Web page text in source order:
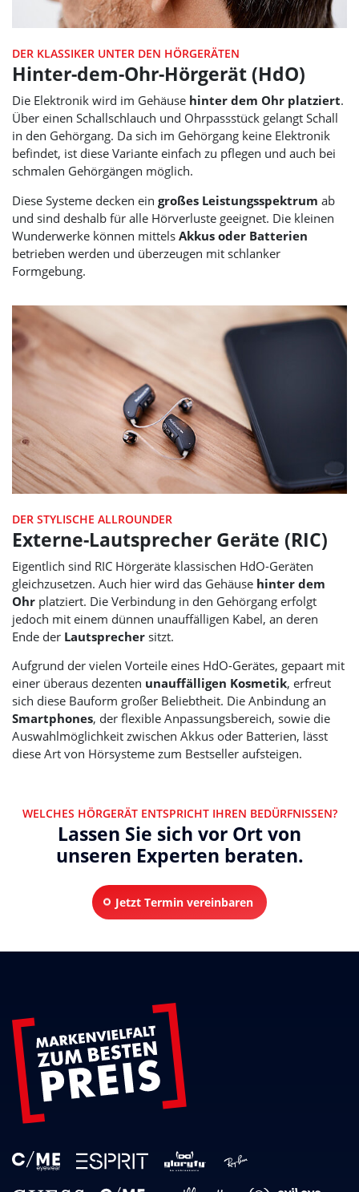
DER KLASSIKER UNTER DEN HÖRGERÄTEN
Hinter-dem-Ohr-Hörgerät (HdO)
Die Elektronik wird im Gehäuse hinter dem Ohr platziert.
Über einen Schallschlauch und Ohrpassstück gelangt Schall
in den Gehörgang. Da sich im Gehörgang keine Elektronik
befindet, ist diese Variante einfach zu pflegen und auch bei
schmalen Gehörgängen möglich.
Diese Systeme decken ein großes Leistungsspektrum ab
und sind deshalb für alle Hörverluste geeignet. Die kleinen
Wunderwerke können mittels Akkus oder Batterien
betrieben werden und überzeugen mit schlanker
Formgebung.
DER STYLISCHE ALLROUNDER
Externe-Lautsprecher Geräte (RIC)
Eigentlich sind RIC Hörgeräte klassischen HdO-Geräten
gleichzusetzen. Auch hier wird das Gehäuse hinter dem
Ohr platziert. Die Verbindung in den Gehörgang erfolgt
jedoch mit einem dünnen unauffälligen Kabel, an deren
Ende der Lautsprecher sitzt.
Aufgrund der vielen Vorteile eines HdO-Gerätes, gepaart mit
einer überaus dezenten unauffälligen Kosmetik, erfreut
sich diese Bauform großer Beliebtheit. Die Anbindung an
Smartphones, der flexible Anpassungsbereich, sowie die
Auswahlmöglichkeit zwischen Akkus oder Batterien, lässt
diese Art von Hörsysteme zum Bestseller aufsteigen.
WELCHES HÖRGERÄT ENTSPRICHT IHREN BEDÜRFNISSEN?
Lassen Sie sich vor Ort von
unseren Experten beraten.
Jetzt Termin vereinbaren